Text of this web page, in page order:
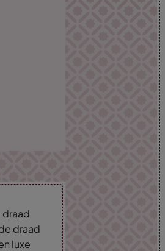
draad
draad
luxe